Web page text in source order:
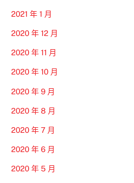
2021 年 1 月
2020 年 12 月
2020 年 11 月
2020 年 10 月
2020 年 9 月
2020 年 8 月
2020 年 7 月
2020 年 6 月
2020 年 5 月